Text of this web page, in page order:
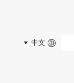
中文